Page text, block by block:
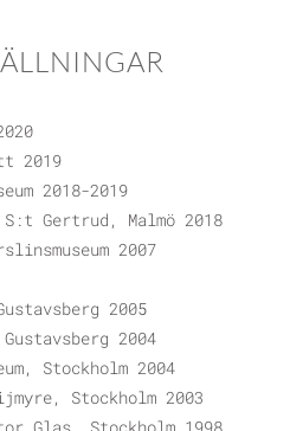
2019
2018-2019
Gertrud, Malmö 2018
2007
2005
2004
Stockholm 2004
Stockholm 2003